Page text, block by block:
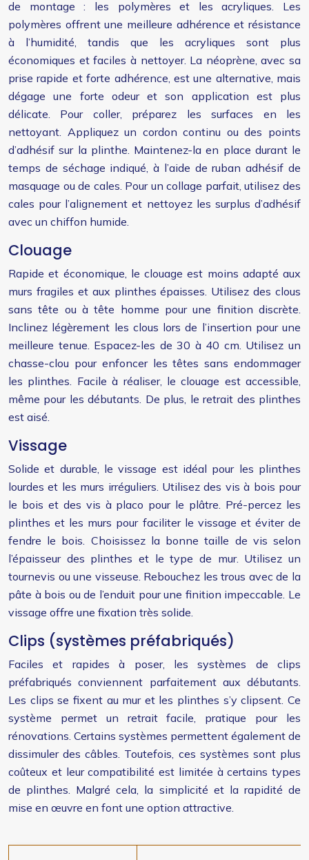
de montage : les polymères et les acryliques. Les
polymères offrent une meilleure adhérence et résistance
à l’humidité, tandis que les acryliques sont plus
économiques et faciles à nettoyer. La néoprène, avec sa
prise rapide et forte adhérence, est une alternative, mais
dégage une forte odeur et son application est plus
délicate. Pour coller, préparez les surfaces en les
nettoyant. Appliquez un cordon continu ou des points
d’adhésif sur la plinthe. Maintenez-la en place durant le
temps de séchage indiqué, à l’aide de ruban adhésif de
masquage ou de cales. Pour un collage parfait, utilisez des
cales pour l’alignement et nettoyez les surplus d’adhésif
avec un chiffon humide.
Clouage
Rapide et économique, le clouage est moins adapté aux
murs fragiles et aux plinthes épaisses. Utilisez des clous
sans tête ou à tête homme pour une finition discrète.
Inclinez légèrement les clous lors de l’insertion pour une
meilleure tenue. Espacez-les de 30 à 40 cm. Utilisez un
chasse-clou pour enfoncer les têtes sans endommager
les plinthes. Facile à réaliser, le clouage est accessible,
même pour les débutants. De plus, le retrait des plinthes
est aisé.
Vissage
Solide et durable, le vissage est idéal pour les plinthes
lourdes et les murs irréguliers. Utilisez des vis à bois pour
le bois et des vis à placo pour le plâtre. Pré-percez les
plinthes et les murs pour faciliter le vissage et éviter de
fendre le bois. Choisissez la bonne taille de vis selon
l’épaisseur des plinthes et le type de mur. Utilisez un
tournevis ou une visseuse. Rebouchez les trous avec de la
pâte à bois ou de l’enduit pour une finition impeccable. Le
vissage offre une fixation très solide.
Clips (systèmes préfabriqués)
Faciles et rapides à poser, les systèmes de clips
préfabriqués conviennent parfaitement aux débutants.
Les clips se fixent au mur et les plinthes s’y clipsent. Ce
système permet un retrait facile, pratique pour les
rénovations. Certains systèmes permettent également de
dissimuler des câbles. Toutefois, ces systèmes sont plus
coûteux et leur compatibilité est limitée à certains types
de plinthes. Malgré cela, la simplicité et la rapidité de
mise en œuvre en font une option attractive.